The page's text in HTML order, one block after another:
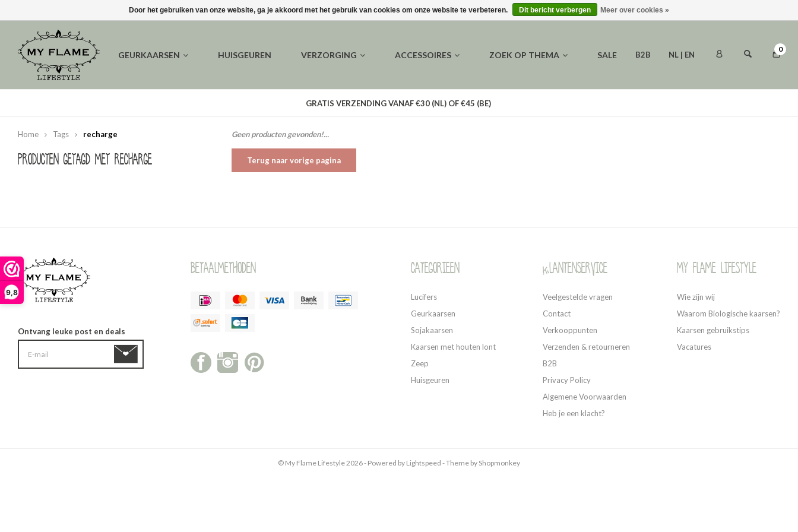
9,8
GEURKAARSEN HUISGEUREN VERZORGING ACCESSOIRES ZOEK OP THEMA SALE B2B NL | EN
0
GRATIS VERZENDING VANAF €30 (NL) OF €45 (BE)
Home Tags recharge
Producten getagd met recharge
Geen producten gevonden!...
Terug naar vorige pagina
Ontvang leuke post en deals
Betaalmethoden Categorieen
Lucifers
Geurkaarsen
Sojakaarsen
Kaarsen met houten lont
Zeep
Huisgeuren
Klantenservice
Veelgestelde vragen
Contact
Verkooppunten
Verzenden & retourneren
B2B
Privacy Policy
Algemene Voorwaarden
Heb je een klacht?
My Flame Lifestyle
Wie zijn wij
Waarom Biologische kaarsen?
Kaarsen gebruikstips
Vacatures
© My Flame Lifestyle 2026 - Powered by Lightspeed - Theme by Shopmonkey
Door het gebruiken van onze website, ga je akkoord met het gebruik van cookies om onze website te verbeteren. Dit bericht verbergen Meer over cookies »